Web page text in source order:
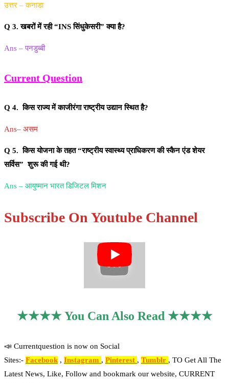
उत्तर – कनाडा
Q 3. खबरों में रही “INS सिंधुकेसरी” क्या है?
Ans – पनडुब्बी
Current Question
Q 4. किस राज्य में काजीरंगा राष्ट्रीय उद्यान स्थित है?
Ans– असम
Q 5. किस योजना के तहत “राष्ट्रीय स्वास्थ्य प्राधिकरण की स्कैन एंड शेयर
सर्विस” शुरू की गई थी?
Ans – आयुष्मान भारत डिजिटल मिशन
Subscribe On Youtube Channel
★★★★ You Can Also Read ★★★★
📣 Currentquestion is now on Social
Sites:- Facebook, Instagram , Pinterest , Tumblr , TO Get All The
Latest News, Like, Follow and bookmark our website, CURRENT